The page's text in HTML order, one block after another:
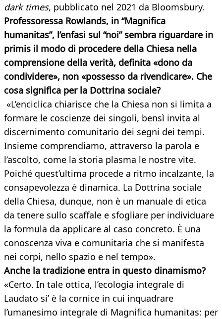
dark times, pubblicato nel 2021 da Bloomsbury.
Professoressa Rowlands, in “Magnifica
humanitas”, l’enfasi sul “noi” sembra riguardare in
primis il modo di procedere della Chiesa nella
comprensione della verità, definita «dono da
condividere», non «possesso da rivendicare». Che
cosa significa per la Dottrina sociale?
«L’enciclica chiarisce che la Chiesa non si limita a
formare le coscienze dei singoli, bensì invita al
discernimento comunitario dei segni dei tempi.
Insieme comprendiamo, attraverso la parola e
l’ascolto, come la storia plasma le nostre vite.
Poiché quest’ultima procede a ritmo incalzante, la
consapevolezza è dinamica. La Dottrina sociale
della Chiesa, dunque, non è un manuale di etica
da tenere sullo scaffale e sfogliare per individuare
la formula da applicare al caso concreto. È una
conoscenza viva e comunitaria che si manifesta
nei corpi, nello spazio e nel tempo».
Anche la tradizione entra in questo dinamismo?
«Certo. In tale ottica, l’ecologia integrale di
Laudato si’ è la cornice in cui inquadrare
l’umanesimo integrale di Magnifica humanitas: per